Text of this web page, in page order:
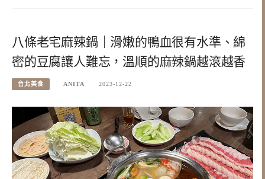
八條老宅麻辣鍋｜滑嫩的鴨血很有水準、綿
密的豆腐讓人難忘，溫順的麻辣鍋越滾越香
台北美食 ANITA 2023-12-22